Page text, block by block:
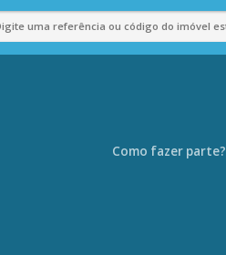
Como fazer parte?